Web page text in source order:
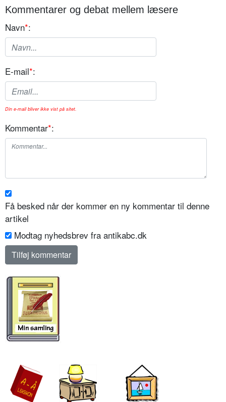
Kommentarer og debat mellem læsere
Navn*:
E-mail*:
Din e-mail bliver ikke vist på sitet.
Kommentar*:
Få besked når der kommer en ny kommentar til denne
artikel
Modtag nyhedsbrev fra antikabc.dk